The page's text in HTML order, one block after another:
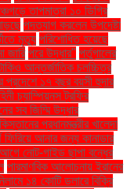
তাপমাত্রা ১০ ডিগ্রি
পদত্যাগ করলেন উপদেষ্টা
মৃত্যু পরিশোধিত হয়েছে
জারি পরে উদ্ধার" পর্তুগালের
আন্তর্জাতিক চলচ্চিত্র
প্রদেশে ১৭ বছর বয়সী হুদার
চ্যাম্পিয়নস ট্রফির
সব জিম্মি উদ্ধার
প্রধানমন্ত্রীর খালেদা
ফিরিয়ে আনার জন্য কানাডার
নোট-গাইড ছাপা বন্ধের
পারমাণবিক আলোচনায় ইরানের
১৪ কোটি ডলারে বিক্রি